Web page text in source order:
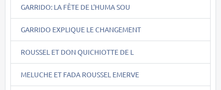
GARRIDO: LA FÊTE DE L'HUMA SOU
GARRIDO EXPLIQUE LE CHANGEMENT
ROUSSEL ET DON QUICHIOTTE DE L
MELUCHE ET FADA ROUSSEL EMERVE